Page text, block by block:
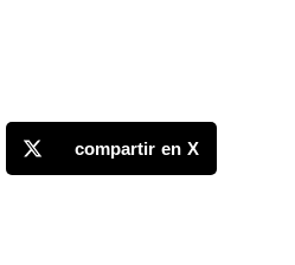
compartir en X